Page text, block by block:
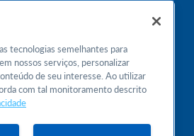
24h
no WhatsApp
tecnologias semelhantes para
nossos serviços, personalizar
de seu interesse. Ao utilizar
com tal monitoramento descrito